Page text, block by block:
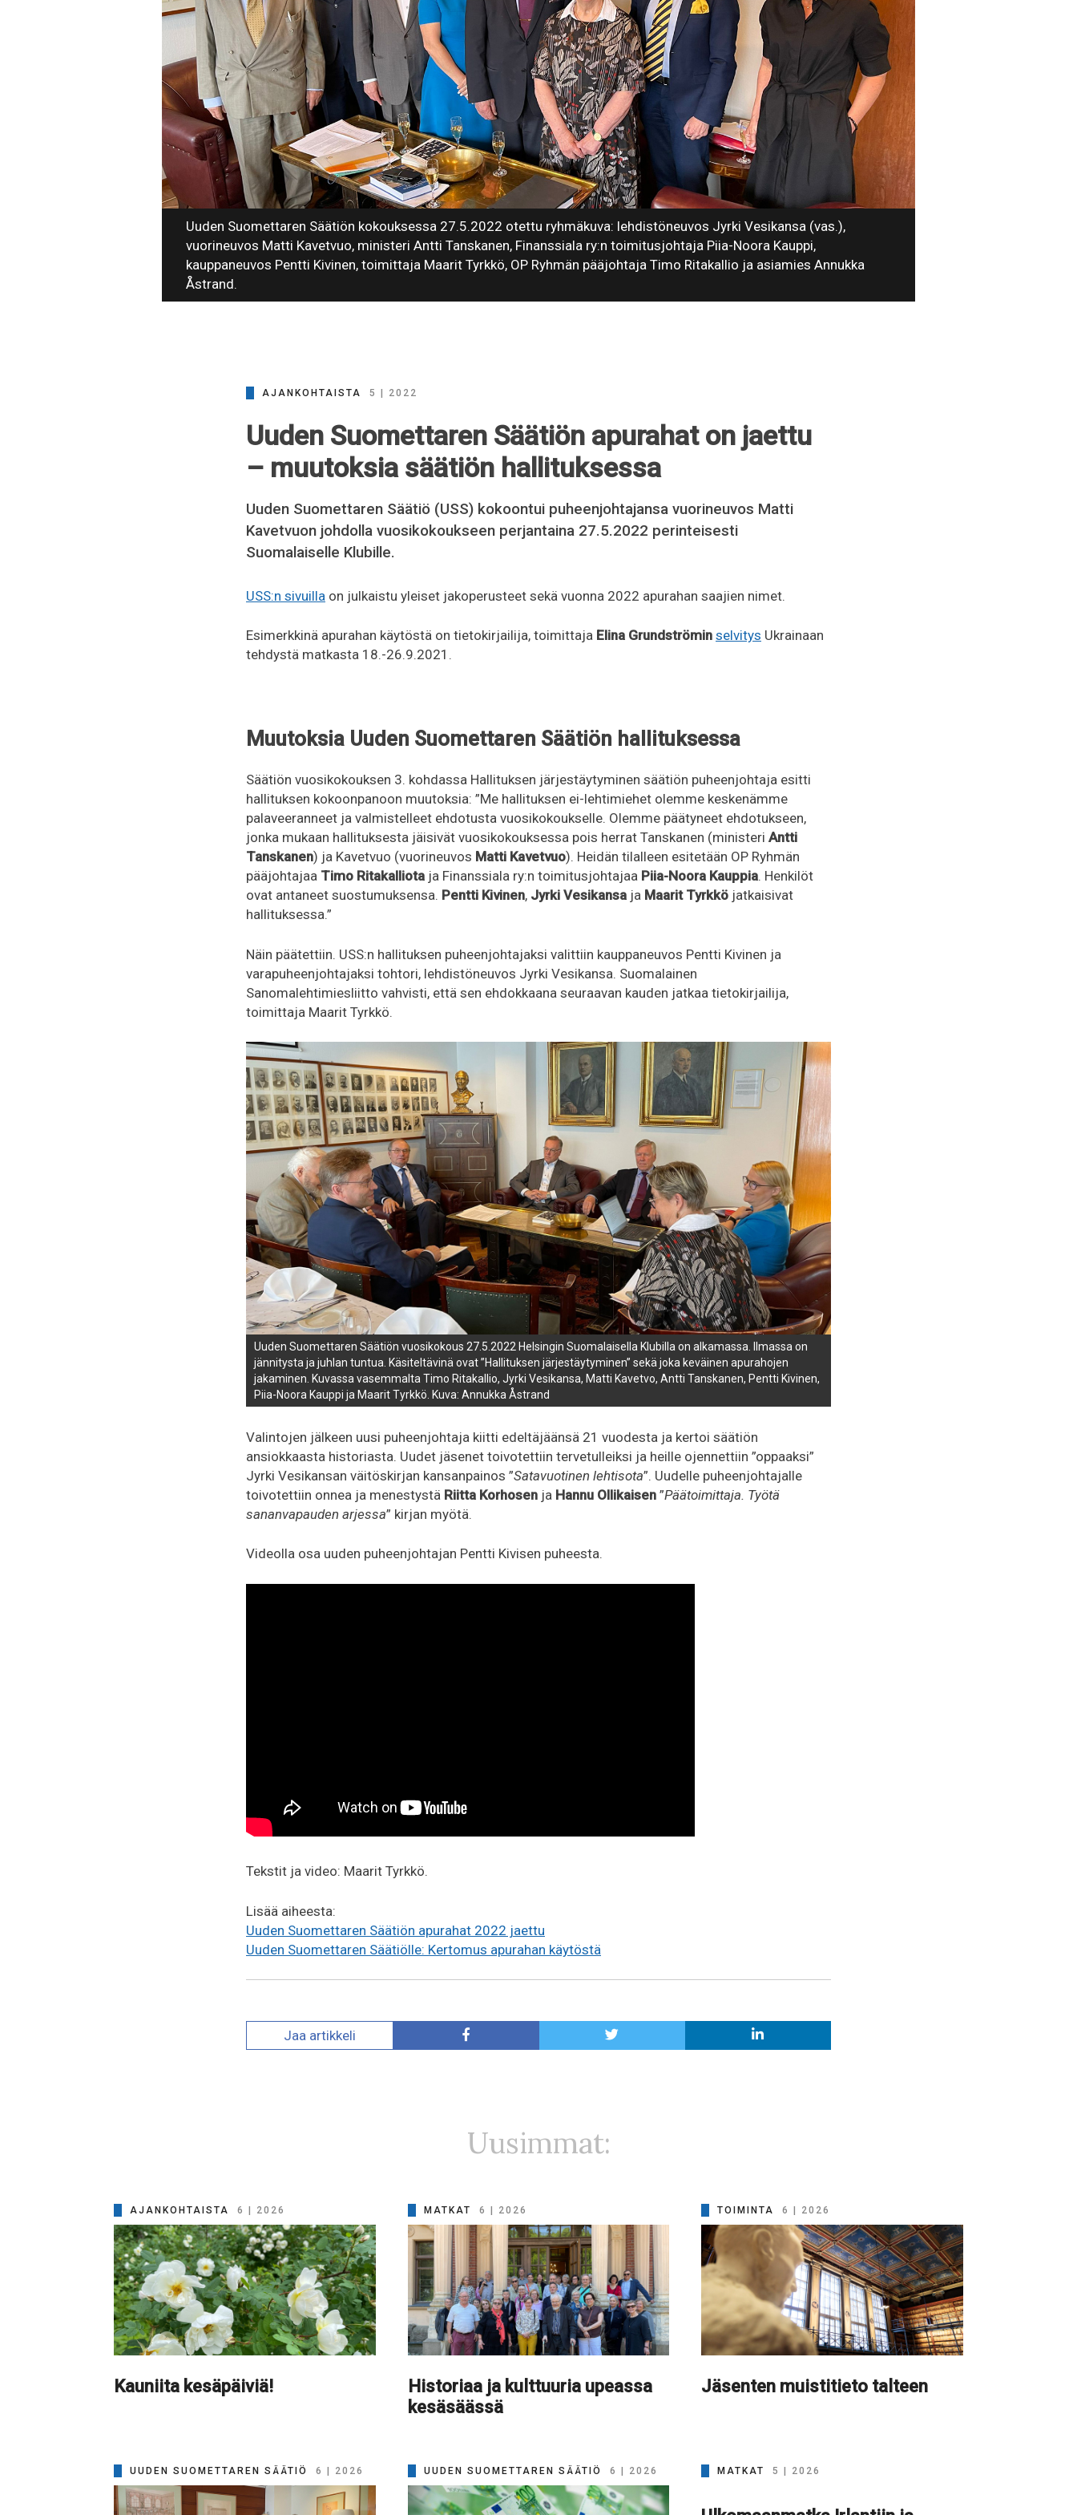
Uuden Suomettaren Säätiön kokouksessa 27.5.2022 otettu ryhmäkuva: lehdistöneuvos Jyrki Vesikansa (vas.),
vuorineuvos Matti Kavetvuo, ministeri Antti Tanskanen, Finanssiala ry:n toimitusjohtaja Piia-Noora Kauppi,
kauppaneuvos Pentti Kivinen, toimittaja Maarit Tyrkkö, OP Ryhmän pääjohtaja Timo Ritakallio ja asiamies Annukka
Åstrand.
AJANKOHTAISTA 5 | 2022
Uuden Suomettaren Säätiön apurahat on jaettu
– muutoksia säätiön hallituksessa
Uuden Suomettaren Säätiö (USS) kokoontui puheenjohtajansa vuorineuvos Matti
Kavetvuon johdolla vuosikokoukseen perjantaina 27.5.2022 perinteisesti
Suomalaiselle Klubille.
USS:n sivuilla on julkaistu yleiset jakoperusteet sekä vuonna 2022 apurahan saajien nimet.
Esimerkkinä apurahan käytöstä on tietokirjailija, toimittaja Elina Grundströmin selvitys Ukrainaan
tehdystä matkasta 18.-26.9.2021.
Muutoksia Uuden Suomettaren Säätiön hallituksessa
Säätiön vuosikokouksen 3. kohdassa Hallituksen järjestäytyminen säätiön puheenjohtaja esitti
hallituksen kokoonpanoon muutoksia: ”Me hallituksen ei-lehtimiehet olemme keskenämme
palaveeranneet ja valmistelleet ehdotusta vuosikokoukselle. Olemme päätyneet ehdotukseen,
jonka mukaan hallituksesta jäisivät vuosikokouksessa pois herrat Tanskanen (ministeri Antti
Tanskanen) ja Kavetvuo (vuorineuvos Matti Kavetvuo). Heidän tilalleen esitetään OP Ryhmän
pääjohtajaa Timo Ritakalliota ja Finanssiala ry:n toimitusjohtajaa Piia-Noora Kauppia. Henkilöt
ovat antaneet suostumuksensa. Pentti Kivinen, Jyrki Vesikansa ja Maarit Tyrkkö jatkaisivat
hallituksessa.”
Näin päätettiin. USS:n hallituksen puheenjohtajaksi valittiin kauppaneuvos Pentti Kivinen ja
varapuheenjohtajaksi tohtori, lehdistöneuvos Jyrki Vesikansa. Suomalainen
Sanomalehtimiesliitto vahvisti, että sen ehdokkaana seuraavan kauden jatkaa tietokirjailija,
toimittaja Maarit Tyrkkö.
Uuden Suomettaren Säätiön vuosikokous 27.5.2022 Helsingin Suomalaisella Klubilla on alkamassa. Ilmassa on
jännitysta ja juhlan tuntua. Käsiteltävinä ovat ”Hallituksen järjestäytyminen” sekä joka keväinen apurahojen
jakaminen. Kuvassa vasemmalta Timo Ritakallio, Jyrki Vesikansa, Matti Kavetvo, Antti Tanskanen, Pentti Kivinen,
Piia-Noora Kauppi ja Maarit Tyrkkö. Kuva: Annukka Åstrand
Valintojen jälkeen uusi puheenjohtaja kiitti edeltäjäänsä 21 vuodesta ja kertoi säätiön
ansiokkaasta historiasta. Uudet jäsenet toivotettiin tervetulleiksi ja heille ojennettiin ”oppaaksi”
Jyrki Vesikansan väitöskirjan kansanpainos ”Satavuotinen lehtisota”. Uudelle puheenjohtajalle
toivotettiin onnea ja menestystä Riitta Korhosen ja Hannu Ollikaisen ”Päätoimittaja. Työtä
sananvapauden arjessa” kirjan myötä.
Videolla osa uuden puheenjohtajan Pentti Kivisen puheesta.
Tekstit ja video: Maarit Tyrkkö.
Lisää aiheesta:
Uuden Suomettaren Säätiön apurahat 2022 jaettu
Uuden Suomettaren Säätiölle: Kertomus apurahan käytöstä
Jaaartikkeli
Uusimmat:
AJANKOHTAISTA 6 | 2026
Kauniita kesäpäiviä!
MATKAT 6 | 2026
Historiaa ja kulttuuria upeassa
kesäsäässä
TOIMINTA 6 | 2026
Jäsenten muistitieto talteen
UUDEN SUOMETTAREN SÄÄTIÖ 6 | 2026 UUDEN SUOMETTAREN SÄÄTIÖ 6 | 2026 MATKAT 5 | 2026